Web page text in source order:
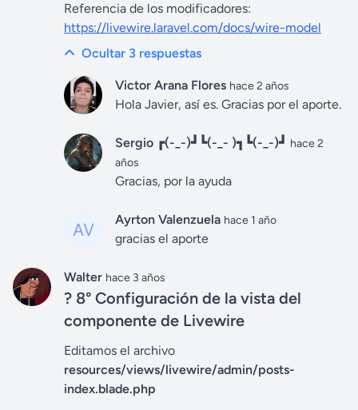
Referencia de los modificadores:
https://livewire.laravel.com/docs/wire-model
Ocultar 3 respuestas
Victor Arana Flores hace 2 años
Hola Javier, así es. Gracias por el aporte.
Sergio ┏(-_-)┛┗(-_- )┓┗(-_-)┛ hace 2
años
Gracias, por la ayuda
Ayrton Valenzuela hace 1 año
gracias el aporte
Walter hace 3 años
? 8° Configuración de la vista del
componente de Livewire
Editamos el archivo
resources/views/livewire/admin/posts-
index.blade.php